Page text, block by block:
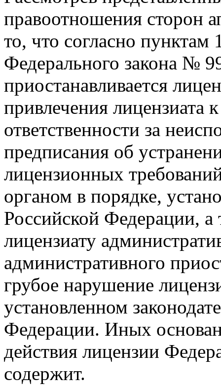
правоотношения сторон
то, что согласно пунктам
Федерального закона №
приостанавливается
привлечения лицензиата
ответственности за
предписания об
лицензионных
органом в порядке,
Российской Федерации, а
лицензиату
административного
грубое нарушение
установленном
Федерации. Иных
действия лицензии
содержит.